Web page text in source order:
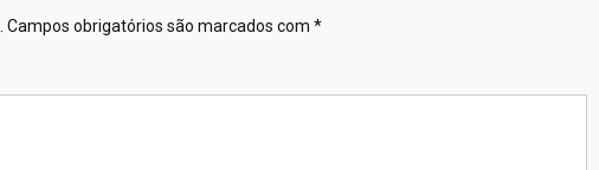
Campos obrigatórios são marcados com *